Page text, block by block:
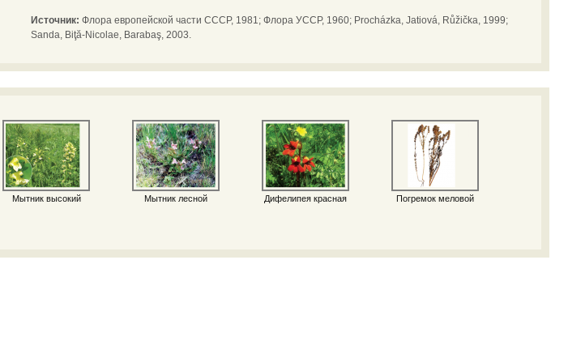
Источник: Флора европейской части СССР, 1981; Флора УССР, 1960; Procházka, Jatiová, Růžička, 1999;
Sanda, Biţă-Nicolae, Barabaş, 2003.
Мытник высокий Мытник лесной Дифелипея красная Погремок меловой